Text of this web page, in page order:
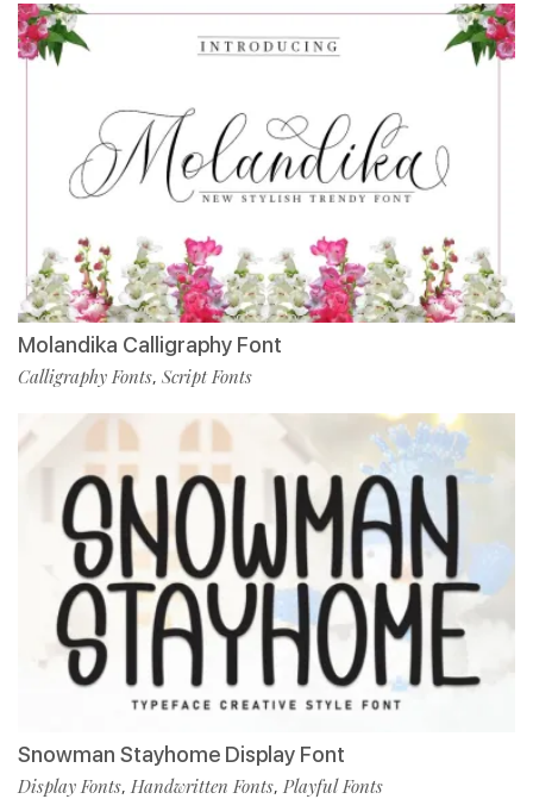
Molandika Calligraphy Font
Calligraphy Fonts, Script Fonts
Snowman Stayhome Display Font
Display Fonts, Handwritten Fonts, Playful Fonts